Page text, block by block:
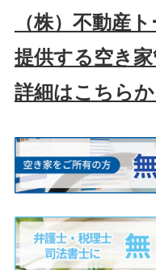
（株）不動産
提供する空き
詳細はこちらか